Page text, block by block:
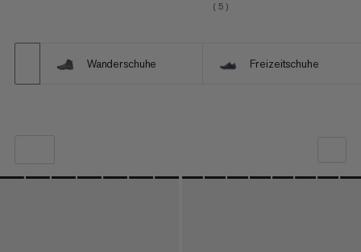
( 5 )
Wanderschuhe Freizeitschuhe
UNSERE EMPFEHLUNG